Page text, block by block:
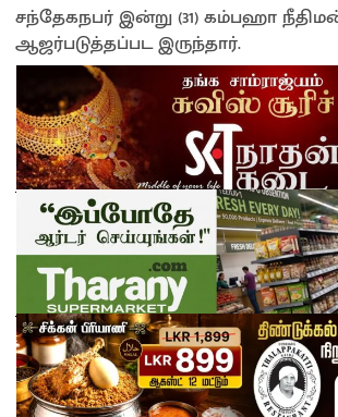
சந்தேகநபர் இன்று (31) கம்பஹா
ஆஜர்படுத்தப்பட இருந்தார்.